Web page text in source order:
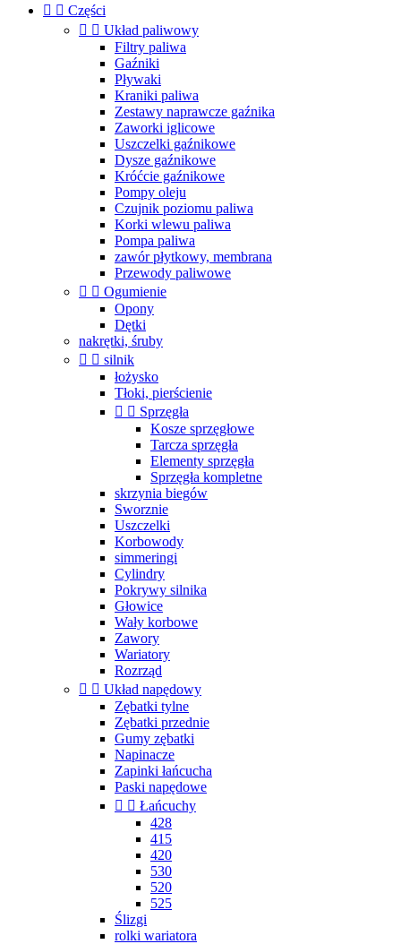
  Części
  Układ paliwowy
Filtry paliwa
Gaźniki
Pływaki
Kraniki paliwa
Zestawy naprawcze gaźnika
Zaworki iglicowe
Uszczelki gaźnikowe
Dysze gaźnikowe
Króćcie gaźnikowe
Pompy oleju
Czujnik poziomu paliwa
Korki wlewu paliwa
Pompa paliwa
zawór płytkowy, membrana
Przewody paliwowe
  Ogumienie
Opony
Dętki
nakrętki, śruby
  silnik
łożysko
Tłoki, pierścienie
  Sprzęgła
Kosze sprzęgłowe
Tarcza sprzęgła
Elementy sprzęgła
Sprzęgła kompletne
skrzynia biegów
Sworznie
Uszczelki
Korbowody
simmeringi
Cylindry
Pokrywy silnika
Głowice
Wały korbowe
Zawory
Wariatory
Rozrząd
  Układ napędowy
Zębatki tylne
Zębatki przednie
Gumy zębatki
Napinacze
Zapinki łańcucha
Paski napędowe
  Łańcuchy
428
415
420
530
520
525
Ślizgi
rolki wariatora